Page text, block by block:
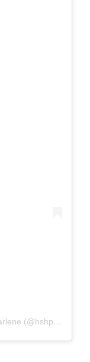
Un post condiviso da HSH Princess Charlene (@hshprincesscharlene)